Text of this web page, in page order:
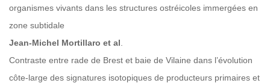
organismes vivants dans les structures ostréicoles immergées en
zone subtidale
Jean-Michel Mortillaro et al
Contraste entre rade de Brest et baie de Vilaine dans l’évolution
côte-large des signatures isotopiques de producteurs primaires et